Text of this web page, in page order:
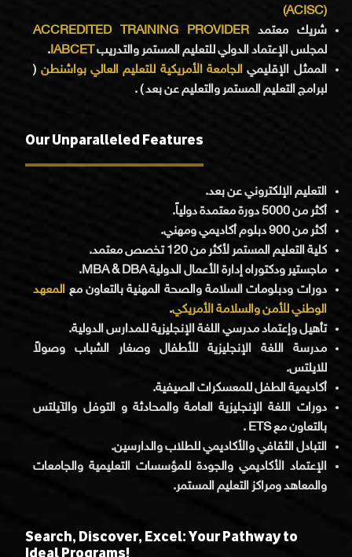
(ACISC)
شريك معتمدACCREDITED TRAINING PROVIDER
لمجلس الإعتماد الدولي للتعليم المستمر والتدريبIABCET
.
الممثل الإقليميالجامعة الأمريكية للتعليم العالي بواشنطن (
لبرامج التعليم المستمر والتعليم عن بعد ) .
Our Unparalleled Features
التعليم الإلكتروني عن بعد.
أكثر من 5000 دورة معتمدة دولياً.
أكثر من 900 دبلوم أكاديمي ومهني.
كلية التعليم المستمر لأكثر من 120 تخصص معتمد.
ماجستير ودكتوراه إدارة الأعمال الدولية MBA & DBA.
دورات ودبلومات السلامة والصحة المهنية بالتعاون مع المعهد
الوطني للأمن والسلامة الأمريكي.
تأهيل وإعتماد مدرسي اللغة الإنجليزية للمدارس الدولية.
مدرسة اللغة الإنجليزية للأطفال وصغار الشباب وصولاً
للايلتس.
أكاديمية الطفل للمعسكرات الصيفية.
دورات اللغة الإنجليزية العامة والمحادثة و التوفل والآيلتس
بالتعاون مع ETS .
التبادل الثقافي والأكاديمي للطلاب والدارسين.
الإعتماد الأكاديمي والجودة للمؤسسات التعليمية والجامعات
والمعاهد ومراكز التعليم المستمر.
Search, Discover, Excel: Your Pathway to
Ideal Programs!